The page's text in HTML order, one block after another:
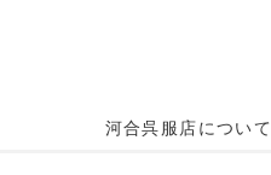
河合呉服店について